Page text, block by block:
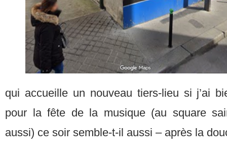
qui accueille un nouveau tiers-lieu si j’ai
pour la fête de la musique (au square
aussi) ce soir semble-t-il aussi – après la